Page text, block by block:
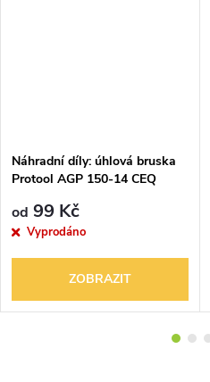
Náhradní díly: úhlová bruska
Protool AGP 150-14 CEQ
od 99 Kč
Vyprodáno
ZOBRAZIT